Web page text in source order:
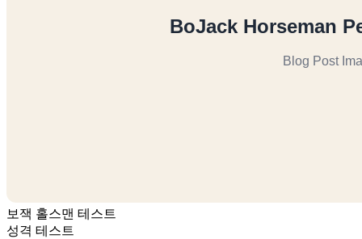
보잭 홀스맨 테스트
성격 테스트